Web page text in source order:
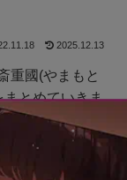
2025.12.13
重國(やまもと
とめていきま